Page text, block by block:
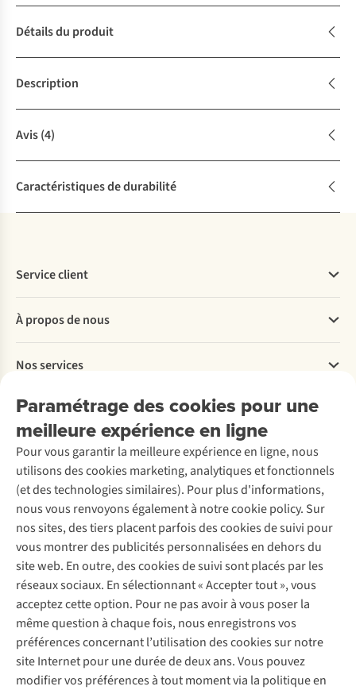
Détails du produit
Description
Avis(4)
Caractéristiques de durabilité
Paramétrage des cookies pour une
meilleure expérience en ligne
Pour vous garantir la meilleure expérience en ligne, nous
utilisons des cookies marketing, analytiques et fonctionnels
(et des technologies similaires). Pour plus d'informations,
nous vous renvoyons également à notre cookie policy. Sur
nos sites, des tiers placent parfois des cookies de suivi pour
vous montrer des publicités personnalisées en dehors du
site web. En outre, des cookies de suivi sont placés par les
réseaux sociaux. En sélectionnant « Accepter tout », vous
acceptez cette option. Pour ne pas avoir à vous poser la
même question à chaque fois, nous enregistrons vos
préférences concernant l’utilisation des cookies sur notre
site Internet pour une durée de deux ans. Vous pouvez
modifier vos préférences à tout moment via la politique en
Service client
Commander
Payer
Livraison
Rétractation d'une commande
Entretien & réparations
Garantie
Contactez-nous
À propos de nous
Explore More
À propos d’Ayacucho
Nos magasins
À propos d’A.S.Adventure
Déclaration d'accessibilité
Nos services
Location / Location sports d’hiver
Entretien de ski
Service de lavage
Entretien de chaussures
Réparation de chaussures
Réparation de vêtements
Retouches
Pour les entreprises
Découvrez
A.S.Magazine
Explore Camp
Gear Check
Expertise & conseils
Abonnez-vous à la newsletter
Suivez-nous
Mentions légales
Politique de confidentialité